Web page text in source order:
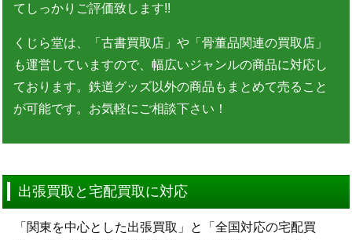
てしっかりご評価致します!!
くじら堂は、「古書買取店」や「骨董品関連の買取店」
も運営していますので、幅広いジャンルの商品に対応し
ております。鉄道グッズ以外の商品もまとめて売ること
が可能です。お気軽にご相談下さい！
出張買取と宅配買取に対応
「関東を中心とした出張買取」と「全国対応の宅配買